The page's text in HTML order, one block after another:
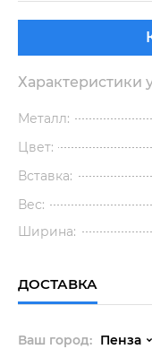
Характеристики
Металл:
Цвет:
Вставка:
Вес:
Ширина:
ДОСТАВКА
Ваш город: Пенза